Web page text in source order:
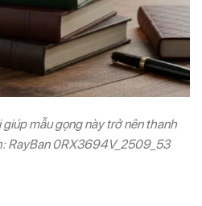
mẫu gọng này trở nên thanh
RayBan 0RX3694V_2509_53